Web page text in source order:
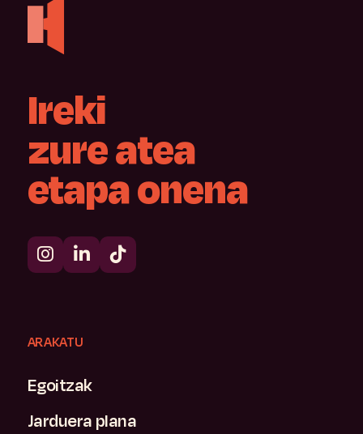
Ireki
zureatea
etapaonena
ARAKATU
Egoitzak
Jarduera plana